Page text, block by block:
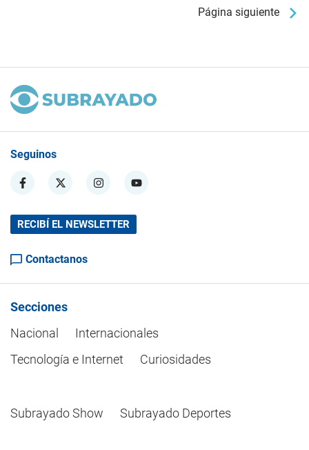
Página siguiente
Seguinos
RECIBÍ EL NEWSLETTER
Contactanos
Secciones
Nacional
Internacionales
Tecnología e Internet
Curiosidades
Subrayado Show Subrayado Deportes